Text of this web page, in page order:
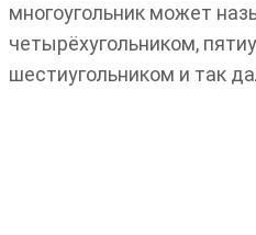
многоугольник может
четырёхугольником,
шестиугольником и так